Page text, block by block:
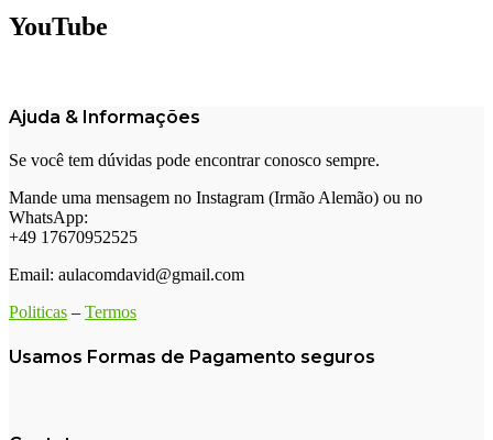
YouTube
Ajuda & Informações
Se você tem dúvidas pode encontrar conosco sempre.
Mande uma mensagem no Instagram (Irmão Alemão) ou no
WhatsApp:
+49 17670952525
Email: aulacomdavid@gmail.com
Politicas – Termos
Usamos Formas de Pagamento seguros